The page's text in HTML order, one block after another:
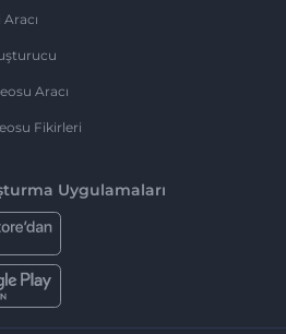
Aracı
Fikirleri
Uygulamaları